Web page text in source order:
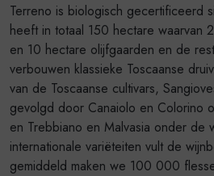
Terreno is biologisch gecertificeerd
heeft in totaal 150 hectare waarvan
en 10 hectare olijfgaarden en de
verbouwen klassieke Toscaanse
van de Toscaanse cultivars,
gevolgd door Canaiolo en Colorino
en Trebbiano en Malvasia onder de
internationale variëteiten vult de
gemiddeld maken we 100 000